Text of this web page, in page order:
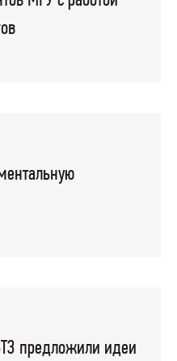
предложили идеи